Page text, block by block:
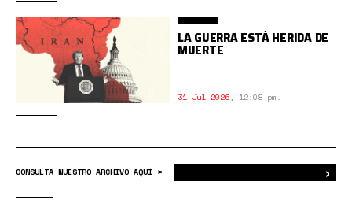
LA GUERRA ESTÁ HERIDA DE
MUERTE
31 Jul 2026, 12:08 pm.
CONSULTA NUESTRO ARCHIVO AQUÍ > ›